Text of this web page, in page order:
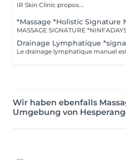
IR Skin Clinic propos...
*Massage *Holistic Signature
Drainage Lymphatique
Wir haben ebenfalls
Umgebung von